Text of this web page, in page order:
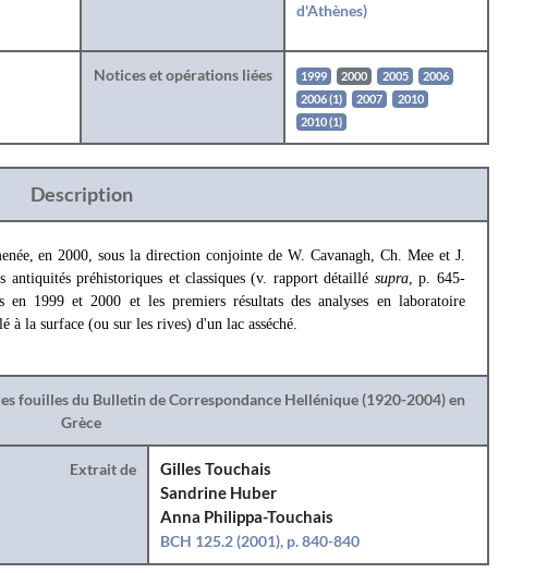
d'Athènes)
Notices et opérations liées 1999 2000 2005
2006
2006 (1)
2007
2010
2010 (1)
Description
en 2000, sous la direction conjointe de W. Cavanagh, Ch. Mee et J.
antiquités préhistoriques et classiques (v. rapport détaillé supra, p. 645-
en 1999 et 2000 et les premiers résultats des analyses en laboratoire
la surface (ou sur les rives) d'un lac asséché.
fouilles du Bulletin de Correspondance Hellénique (1920-2004) en
Grèce
Extrait de
Gilles Touchais
Sandrine Huber
Anna Philippa-Touchais
BCH 125.2 (2001), p. 840-840